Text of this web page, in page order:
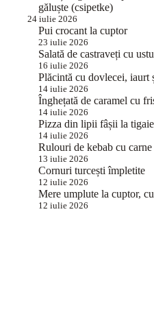
găluște (csipetke)
24 iulie 2026
Pui crocant la cuptor
23 iulie 2026
Salată de castraveți cu
16 iulie 2026
Plăcintă cu dovlecei, iaurt
14 iulie 2026
Înghețată de caramel cu
14 iulie 2026
Pizza din lipii fâșii la tigaie
14 iulie 2026
Rulouri de kebab cu
13 iulie 2026
Cornuri turcești împletite
12 iulie 2026
Mere umplute la cuptor,
12 iulie 2026